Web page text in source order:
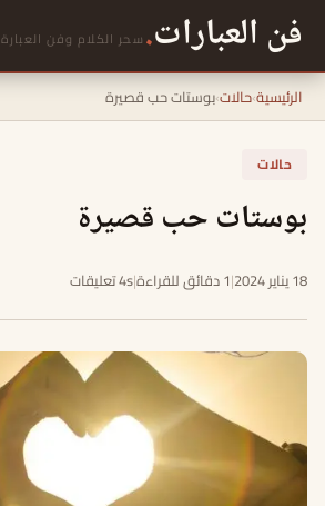
فن العبارات. سحر الكلام وفن العبارة
الرئيسية›حالات›بوستات حب قصيرة
حالات
بوستات حب قصيرة
18 يناير 2024 |1 دقائق للقراءة |4s تعليقات